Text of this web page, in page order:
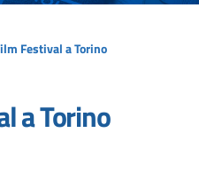
Festival a Torino
a Torino